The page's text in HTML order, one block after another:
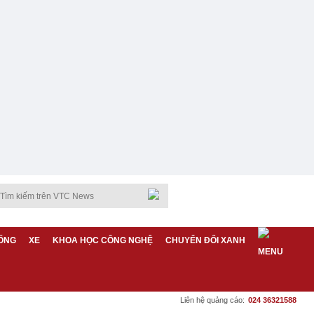
XE KHOA HỌC CÔNG NGHỆ CHUYỂN ĐỔI XANH
Liên hệ quảng cáo: 024 36321588